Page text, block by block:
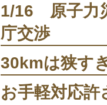
1/16 原子力
庁交渉
30kmは狭す
お手軽対応許